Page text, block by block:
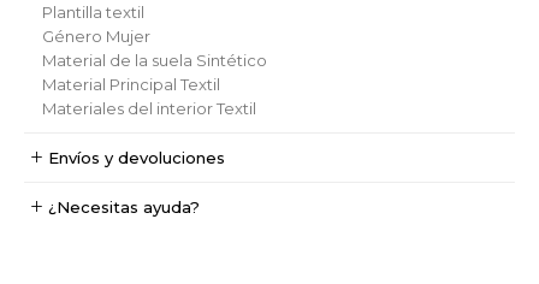
Plantilla textil
Género Mujer
Material de la suela Sintético
Material Principal Textil
Materiales del interiorTextil
Envíos y devoluciones
¿Necesitas ayuda?